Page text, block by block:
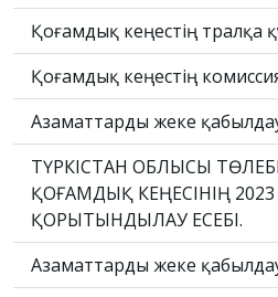
Қоғамдық кеңестің төралқа
Қоғамдық кеңестің
Азаматтарды жеке қабылдау
ТҮРКІСТАН ОБЛЫСЫ
ҚОҒАМДЫҚ КЕҢЕСІНІҢ
ҚОРЫТЫНДЫЛАУ ЕСЕБІ.
Азаматтарды жеке қабылдау